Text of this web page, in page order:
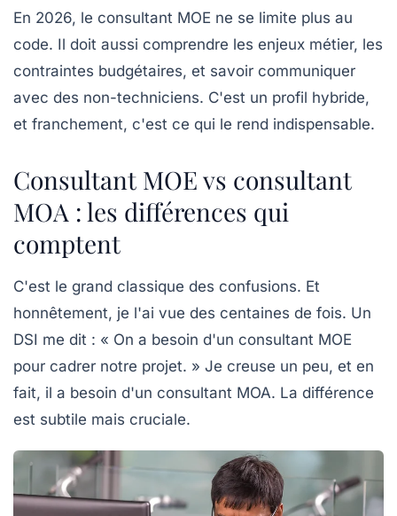
En 2026, le consultant MOE ne se limite plus au
code. Il doit aussi comprendre les enjeux métier, les
contraintes budgétaires, et savoir communiquer
avec des non-techniciens. C'est un profil hybride,
et franchement, c'est ce qui le rend indispensable.
Consultant MOE vs consultant
MOA : les différences qui
comptent
C'est le grand classique des confusions. Et
honnêtement, je l'ai vue des centaines de fois. Un
DSI me dit : « On a besoin d'un consultant MOE
pour cadrer notre projet. » Je creuse un peu, et en
fait, il a besoin d'un consultant MOA. La différence
est subtile mais cruciale.